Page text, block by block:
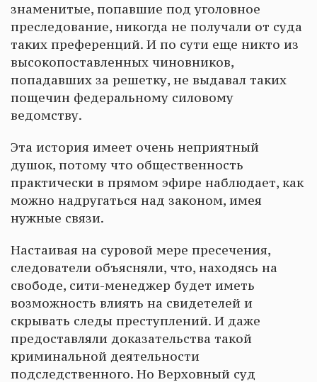
знаменитые, попавшие под уголовное
преследование, никогда не получали от суда
таких преференций. И по сути еще никто из
высокопоставленных чиновников,
попадавших за решетку, не выдавал таких
пощечин федеральному силовому
ведомству.
Эта история имеет очень неприятный
душок, потому что общественность
практически в прямом эфире наблюдает, как
можно надругаться над законом, имея
нужные связи.
Настаивая на суровой мере пресечения,
следователи объясняли, что, находясь на
свободе, сити-менеджер будет иметь
возможность влиять на свидетелей и
скрывать следы преступлений. И даже
предоставляли доказательства такой
криминальной деятельности
подследственного. Но Верховный суд